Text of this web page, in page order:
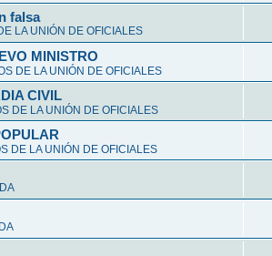
falsa
LA UNIÓN DE OFICIALES
MINISTRO
DE LA UNIÓN DE OFICIALES
CIVIL
DE LA UNIÓN DE OFICIALES
DE LA UNIÓN DE OFICIALES